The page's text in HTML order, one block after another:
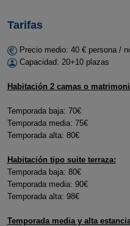
Tarifas
Precio medio: 40 € persona /
Capacidad: 20+10 plazas
Habitación 2 camas o
Temporada baja: 70€
Temporada media: 75€
Temporada alta: 80€
Habitación tipo suite terraza:
Temporada baja: 80€
Temporada media: 90€
Temporada alta: 98€
Temporada media y alta